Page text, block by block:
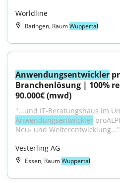
Worldline
Ratingen, RaumWuppertal
Anwendungsentwickler
Branchenlösung | 100%
90.000€ (mwd)
Anwendungsentwickler
Neu- und Weiterentwicklung..."
Vesterling AG
Essen, RaumWuppertal